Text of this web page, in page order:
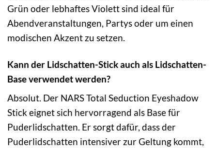
Grün oder lebhaftes Violett sind ideal für
Abendveranstaltungen, Partys oder um einen
modischen Akzent zu setzen.
Kann der Lidschatten-Stick auch als Lidschatten-
Base verwendet werden?
Absolut. Der NARS Total Seduction Eyeshadow
Stick eignet sich hervorragend als Base für
Puderlidschatten. Er sorgt dafür, dass der
Puderlidschatten intensiver zur Geltung kommt,